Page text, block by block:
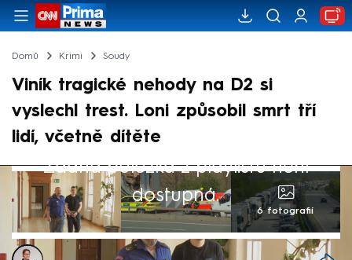
Domů Krimi Soudy
Viník tragické nehody na D2 si
vyslechl trest. Loni způsobil smrt tří
lidí, včetně dítěte
Žádná položka z playlistu není
dostupná.
6 fotografií
Jakub Nakládal